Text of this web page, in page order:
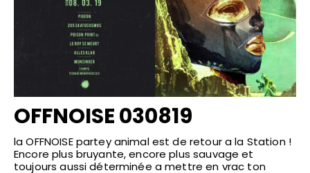
OFFNOISE 030819
la OFFNOISE partey animal est de retour a la Station !
Encore plus bruyante, encore plus sauvage et
toujours aussi déterminée a mettre en vrac ton